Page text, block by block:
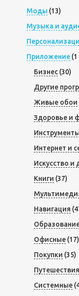
Моды (13)
Музыка и
Приложение(1
Бизнес(30)
Другие
Живые обои
Здоровье и
Инструменты
Интернет и
Искусство и
Книги (37)
Навигация
Офисные(17)
Покупки (35)
Путешествия
Системные